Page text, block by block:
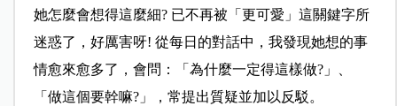
她怎麼會想得這麼細? 已不再被「更可愛」這關鍵字所
迷惑了，好厲害呀! 從每日的對話中，我發現她想的事
情愈來愈多了，會問：「為什麼一定得這樣做?」、
「做這個要幹嘛?」，常提出質疑並加以反駁。